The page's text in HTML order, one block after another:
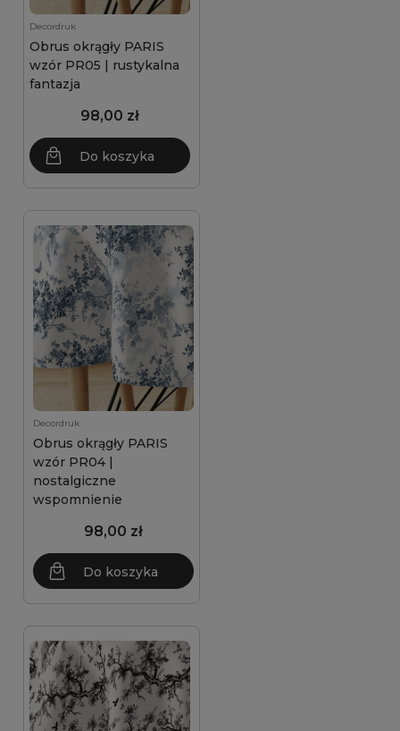
Decordruk
Obrus okrągły PARIS
wzór PR05 | rustykalna
fantazja
98,00 zł
Do koszyka
Decordruk
Obrus okrągły PARIS
wzór PR04 |
nostalgiczne
wspomnienie
98,00 zł
Do koszyka